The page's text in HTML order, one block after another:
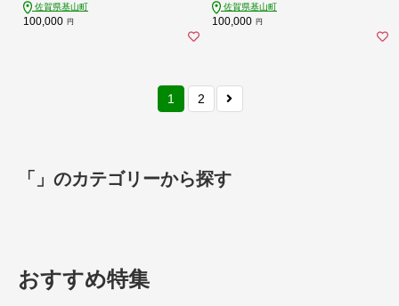
佐賀県基山町
100,000 円
佐賀県基山町
100,000 円
1 2
「」のカテゴリーから探す
おすすめ特集